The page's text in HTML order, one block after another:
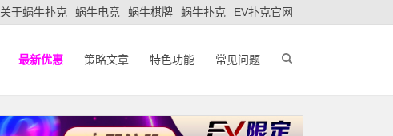
关于蜗牛扑克 蜗牛电竞 蜗牛棋牌 蜗牛扑克 EV扑克官网
最新优惠 策略文章 特色功能 常见问题